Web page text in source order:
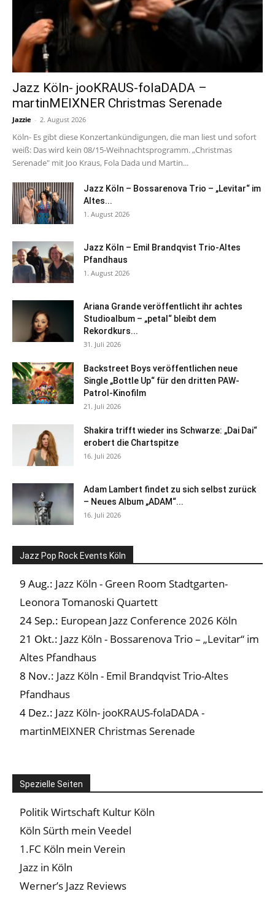
Jazz Köln- jooKRAUS-folaDADA –
martinMEIXNER Christmas Serenade
Jazzie - 2. August 2026
Köln- Es gibt diese Konzertankündigungen, die man liest und sofort
weiß: Das wird kein 08/15-Weihnachtsprogramm. „Christmas
Serenade" mit Joo Kraus, Fola Dada und Martin...
Jazz Köln – Bossarenova Trio – „Levitar“ im
Altes...
1. August 2026
Jazz Köln – Emil Brandqvist Trio-Altes
Pfandhaus
1. August 2026
Ariana Grande veröffentlicht ihr achtes
Studioalbum – „petal“ bleibt dem
Rekordkurs...
31. Juli 2026
Backstreet Boys veröffentlichen neue
Single „Bottle Up“ für den dritten PAW-
Patrol-Kinofilm
21. Juli 2026
Shakira trifft wieder ins Schwarze: „Dai Dai“
erobert die Chartspitze
16. Juli 2026
Adam Lambert findet zu sich selbst zurück
– Neues Album „ADAM“...
16. Juli 2026
Jazz Pop Rock Events Köln
9 Aug.: Jazz Köln - Green Room Stadtgarten-
Leonora Tomanoski Quartett
24 Sep.: European Jazz Conference 2026 Köln
21 Okt.: Jazz Köln - Bossarenova Trio – „Levitar“ im
Altes Pfandhaus
8 Nov.: Jazz Köln - Emil Brandqvist Trio-Altes
Pfandhaus
4 Dez.: Jazz Köln- jooKRAUS-folaDADA -
martinMEIXNER Christmas Serenade
Spezielle Seiten
Politik Wirtschaft Kultur Köln
Köln Sürth mein Veedel
1.FC Köln mein Verein
Jazz in Köln
Werner’s Jazz Reviews